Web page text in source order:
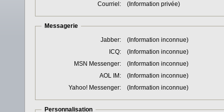
Courriel:
(Information privée)
Messagerie
Jabber:
(Information inconnue)
ICQ:
(Information inconnue)
MSN Messenger:
(Information inconnue)
AOL IM:
(Information inconnue)
Yahoo! Messenger:
(Information inconnue)
Personnalisation